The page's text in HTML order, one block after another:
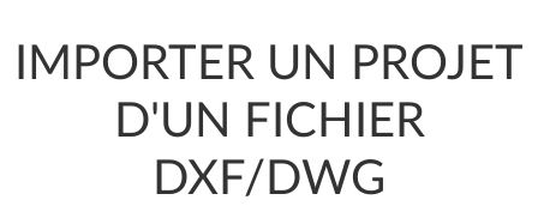
IMPORTER UN PROJET
D'UN FICHIER
DXF/DWG